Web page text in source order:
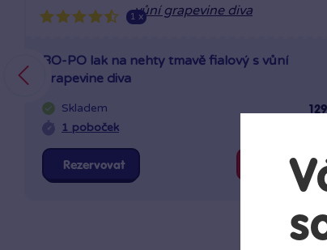
1 x
BO-PO lak na nehty tmavě fialový s vůní
grapevine diva
Skladem
1 poboček
Rezervovat Do